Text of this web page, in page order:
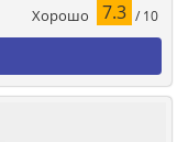
Хорошо 7.3 / 10